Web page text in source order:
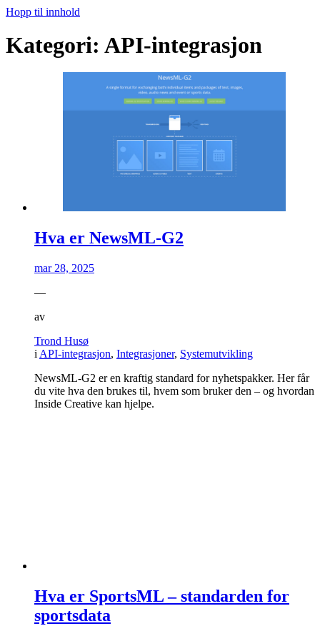
Hopp til innhold
Kategori: API-integrasjon
Hva er NewsML-G2
mar 28, 2025
—
av
Trond Husø
i API-integrasjon, Integrasjoner, Systemutvikling
NewsML-G2 er en kraftig standard for nyhetspakker. Her får
du vite hva den brukes til, hvem som bruker den – og hvordan
Inside Creative kan hjelpe.
Hva er SportsML – standarden for
sportsdata